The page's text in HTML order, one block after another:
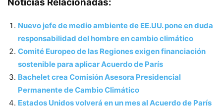
Noticias Relacionadas:
Nuevo jefe de medio ambiente de EE.UU. pone en duda
responsabilidad del hombre en cambio climático
Comité Europeo de las Regiones exigen financiación
sostenible para aplicar Acuerdo de París
Bachelet crea Comisión Asesora Presidencial
Permanente de Cambio Climático
Estados Unidos volverá en un mes al Acuerdo de París